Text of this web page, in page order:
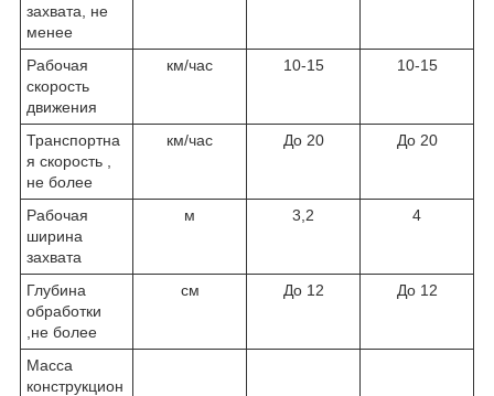
захвата, не
менее
Рабочая
скорость
движения
км/час 10-15 10-15
Транспортна
я скорость ,
не более
км/час До 20 До 20
Рабочая
ширина
захвата
м 3,2 4
Глубина
обработки
,не более
см До 12 До 12
Масса
конструкцион